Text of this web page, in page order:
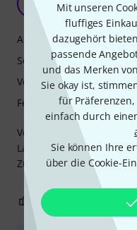
Mit unseren
fluffiges
dazugehört
passende
und das Merken
Sie okay ist,
für
einfach durch
Sie können Ihre
über die Cookie-
K
Verarbeitung :super
Lautstärke : zu leise, vor
Zuverlässigkeit: Topp
Ansprache
Sound
Verarbeitung
Features